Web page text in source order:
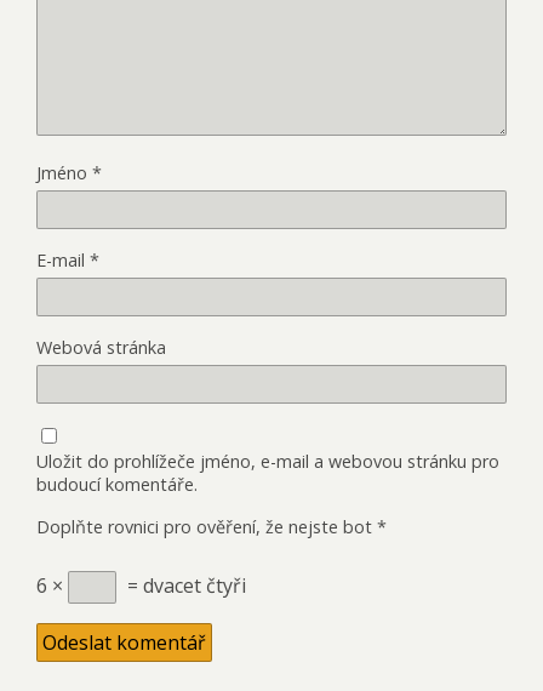
Jméno *
E-mail *
Webová stránka
Uložit do prohlížeče jméno, e-mail a webovou stránku pro
budoucí komentáře.
Doplňte rovnici pro ověření, že nejste bot *
6 × = dvacet čtyři